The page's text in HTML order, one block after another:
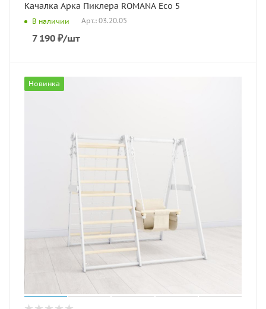
Качалка Арка Пиклера ROMANA Eco 5
В наличии Арт.: 03.20.05
7 190 ₽/шт
Новинка